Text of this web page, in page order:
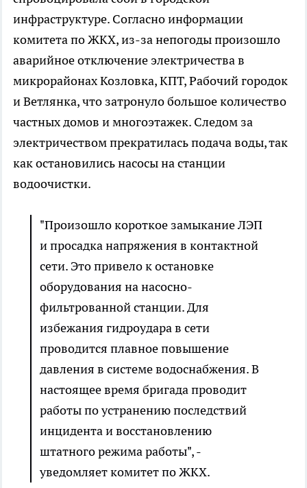
инфраструктуре. Согласно информации
комитета по ЖКХ, из-за непогоды произошло
аварийное отключение электричества в
микрорайонах Козловка, КПТ, Рабочий городок
и Ветлянка, что затронуло большое количество
частных домов и многоэтажек. Следом за
электричеством прекратилась подача воды, так
как остановились насосы на станции
водоочистки.
"Произошло короткое замыкание ЛЭП
и просадка напряжения в контактной
сети. Это привело к остановке
оборудования на насосно-
фильтрованной станции. Для
избежания гидроудара в сети
проводится плавное повышение
давления в системе водоснабжения. В
настоящее время бригада проводит
работы по устранению последствий
инцидента и восстановлению
штатного режима работы", -
уведомляет комитет по ЖКХ.